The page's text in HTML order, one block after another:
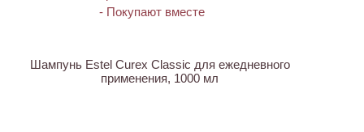
Шампунь Estel Curex Classic для ежедневного
применения, 1000 мл